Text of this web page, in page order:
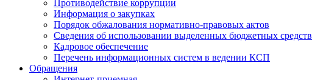
Противодействие коррупции
Информация о закупках
Порядок обжалования нормативно-правовых актов
Сведения об использовании выделенных бюджетных средств
Кадровое обеспечение
Перечень информационных систем в ведении КСП
Обращения